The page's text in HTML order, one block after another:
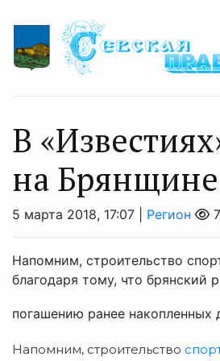
В
на Брянщине
5 марта 2018, 17:07 | Регион
Напомним, строительство
благодаря тому, что брянский
погашению ранее накопленных
Напомним, строительство